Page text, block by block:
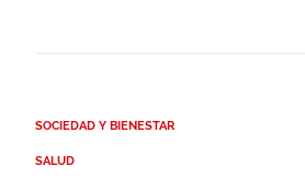
SOCIEDAD Y BIENESTAR
SALUD